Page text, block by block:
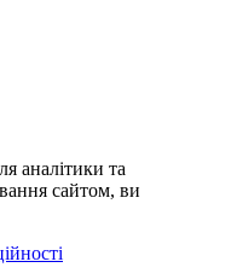
аналітики та
сайтом, ви